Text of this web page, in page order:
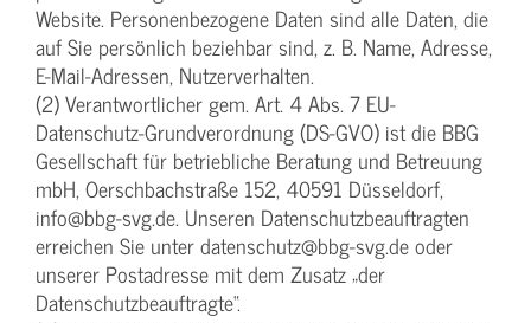
Website. Personenbezogene Daten sind alle Daten, die
auf Sie persönlich beziehbar sind, z. B. Name, Adresse,
E-Mail-Adressen, Nutzerverhalten.
(2) Verantwortlicher gem. Art. 4 Abs. 7 EU-
Datenschutz-Grundverordnung (DS-GVO) ist die BBG
Gesellschaft für betriebliche Beratung und Betreuung
mbH, Oerschbachstraße 152, 40591 Düsseldorf,
info@bbg-svg.de. Unseren Datenschutzbeauftragten
erreichen Sie unter datenschutz@bbg-svg.de oder
unserer Postadresse mit dem Zusatz „der
Datenschutzbeauftragte“.